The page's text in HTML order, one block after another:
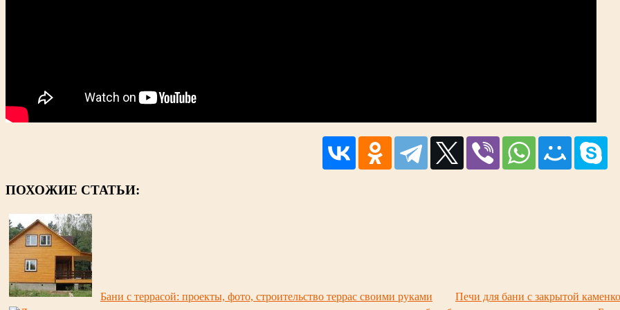
ПОХОЖИЕ СТАТЬИ:
Бани с террасой: проекты, фото, строительство террас своими руками
Печи для бани с закрытой